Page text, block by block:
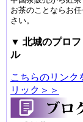
お茶のことならお
さい。
▼ 北城のプロフ
ル
こちらのリンク
リック＞＞